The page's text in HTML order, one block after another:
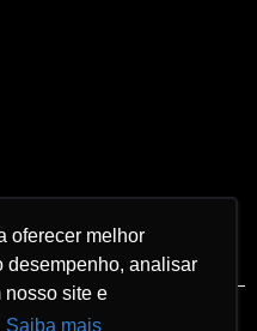
oferecer melhor
desempenho, analisar
nosso site e
Saiba mais
oferecer melhor
desempenho, analisar
nosso site e
Saiba mais